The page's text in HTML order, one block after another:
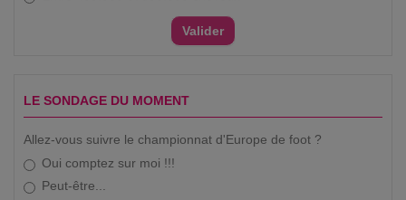
LE SONDAGE DU MOMENT
Allez-vous suivre le championnat d'Europe de foot ?
Oui comptez sur moi !!!
Peut-être...